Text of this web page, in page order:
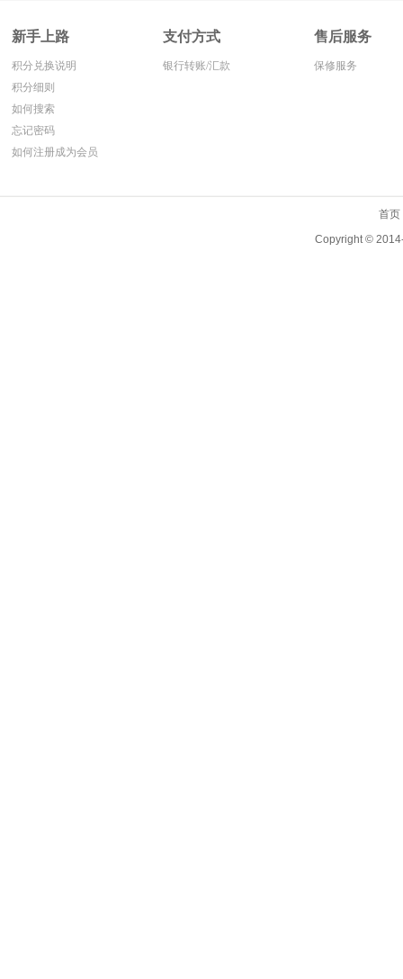
新手上路
积分兑换说明
积分细则
如何搜索
忘记密码
如何注册成为会员
支付方式
银行转账/汇款
售后服务
保修服务
首页
Copyright ©